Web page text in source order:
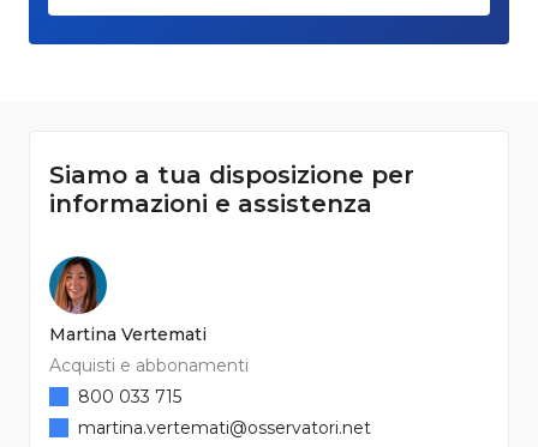
Siamo a tua disposizione per
informazioni e assistenza
Martina Vertemati
Acquisti e abbonamenti
800 033 715
martina.vertemati@osservatori.net